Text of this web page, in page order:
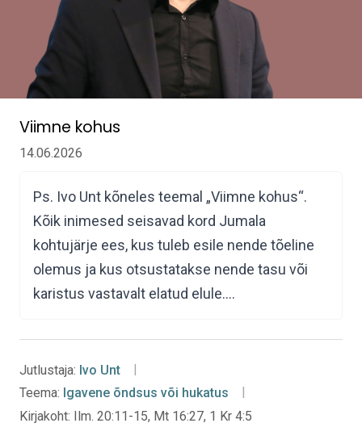
Viimne kohus
14.06.2026
Ps. Ivo Unt kõneles teemal „Viimne kohus“.
Kõik inimesed seisavad kord Jumala
kohtujärje ees, kus tuleb esile nende tõeline
olemus ja kus otsustatakse nende tasu või
karistus vastavalt elatud elule.…
Jutlustaja: Ivo Unt
Teema: Igavene õndsus või hukatus
Kirjakoht: Ilm. 20:11-15, Mt 16:27, 1 Kr 4:5